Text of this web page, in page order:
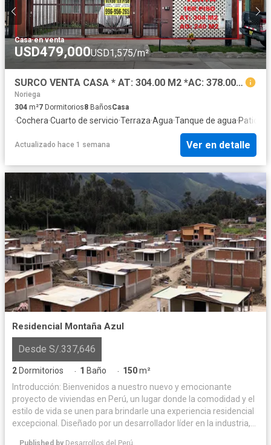
Casa·en venta
USD479,000USD1,575/m²
SURCO VENTA CASA * AT: 304.00 M2 *AC: 378.00 M2 - 2 PISOS + AIRES 7 DORM 8 BAÑOS 2 COCHERAS
Noriega
304 m²7 Dormitorios8 BañosCasa
·Cochera·Cuarto de servicio·Terraza·Agua·Tanque de agua·Patio
Actualizado hace 1 semana Ver en detalle
Residencial Montaña Azul
Desde S/.337,646
2 Dormitorios · 1 Baño · 150m²
Introducción: Bienvenidos a nuestro nuevo y emocionante
proyecto de viviendas en Perú, un lugar donde la comodidad y el
estilo de vida se unen para brindarle una experiencia residencial
excepcional. Diseñado por un desarrollador líder en la industria,